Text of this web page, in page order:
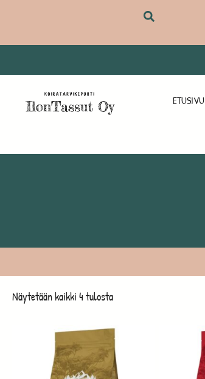
ETUSIVU
Näytetään kaikki 4 tulosta